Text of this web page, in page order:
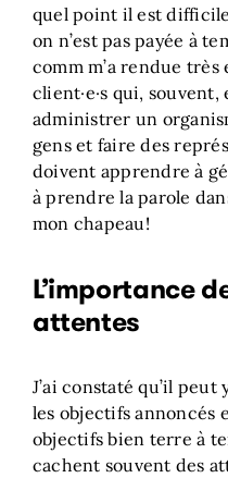
quel point il est
on n’est pas payée à
comm m’a rendue
client·e·s qui,
administrer un
gens et faire des
doivent apprendre à
à prendre la parole
mon chapeau!
L’importance
attentes
J’ai constaté qu’il
les objectifs annoncés
objectifs bien terre à
cachent souvent des